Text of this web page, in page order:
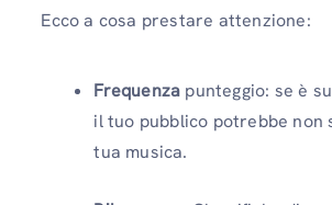
Ecco a cosa prestare attenzione:
Frequenza punteggio: se è
il tuo pubblico potrebbe non
tua musica.